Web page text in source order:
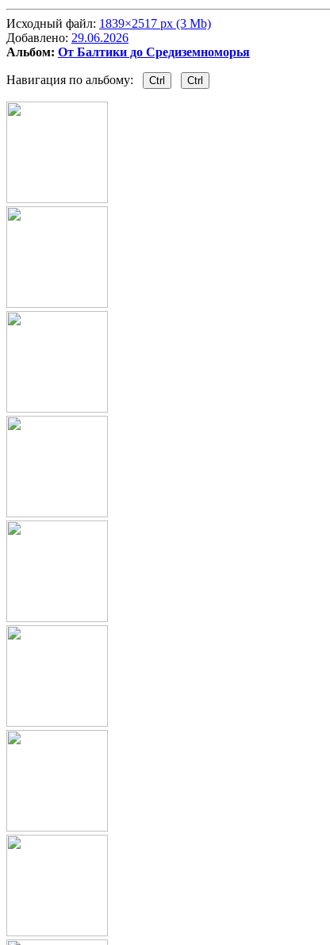
Исходный файл: 1839×2517 px (3 Mb)
Добавлено: 29.06.2026
Альбом: От Балтики до Средиземноморья
Навигация по альбому: Ctrl Ctrl